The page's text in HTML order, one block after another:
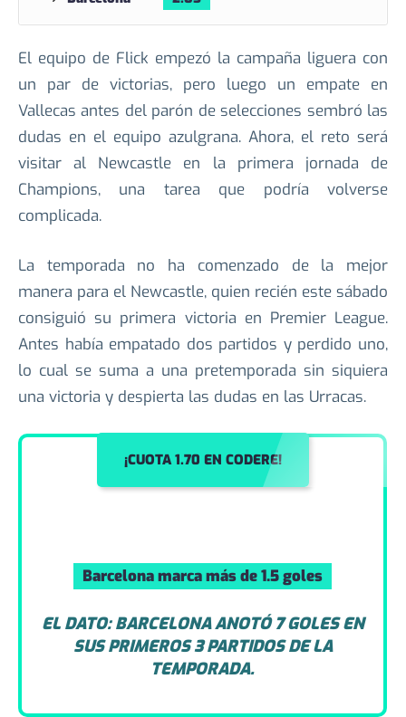
Newcastle
Empate 3.70
Barcelona
2.05
El equipo de Flick empezó la campaña liguera con
un par de victorias, pero luego un empate en
dudas en el equipo azulgrana. Ahora, el reto será
visitar al Newcastle en la primera jornada de
Champions, una tarea que podría volverse
La temporada no ha comenzado de la mejor
manera para el Newcastle, quien recién este sábado
consiguió su primera victoria en Premier League.
Antes había empatado dos partidos y perdido uno,